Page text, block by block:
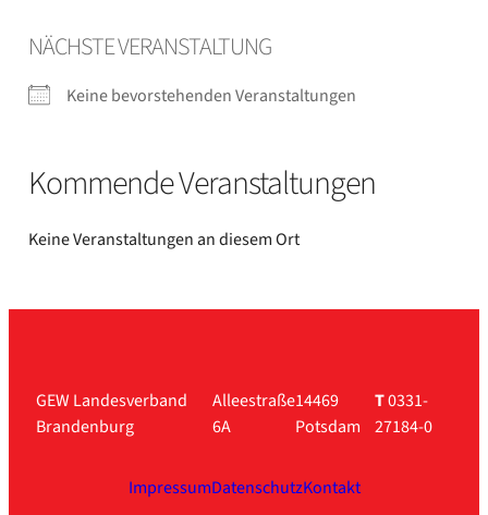
NÄCHS­TE VER­AN­STAL­TUNG
Kei­ne bevor­ste­hen­den Ver­an­stal­tun­gen
Kom­men­de Ver­an­stal­tun­gen
Kei­ne Ver­an­stal­tun­gen an die­sem Ort
GEW Landesverband
Brandenburg
Alleestraße
6A
14469
Potsdam
T0331-
27184-0
ImpressumDatenschutzKontakt